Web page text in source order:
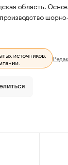
область.
источников.